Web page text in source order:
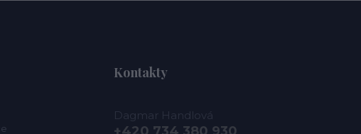
Kontakty
Dagmar Handlová